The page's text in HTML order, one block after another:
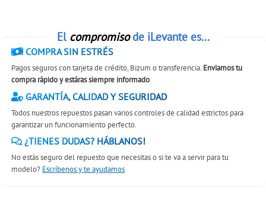
El compromisode iLevante es...
COMPRA SIN ESTRÉS
Pagos seguros con tarjeta de crédito, Bizum o transferencia. Enviamos tu
compra rápido y estáras siempre informado.
GARANTÍA, CALIDAD Y SEGURIDAD
Todos nuestros repuestos pasan varios controles de calidad estrictos para
garantizar un funcionamiento perfecto.
¿TIENES DUDAS? HÁBLANOS!
No estás seguro del repuesto que necesitas o si te va a servir para tu
modelo? Escríbenos y te ayudamos